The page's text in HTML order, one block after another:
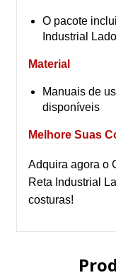
O pacote
Industrial
Material
Manuais de
disponíveis
Melhore Suas
Adquira agora o
Reta Industrial
costuras!